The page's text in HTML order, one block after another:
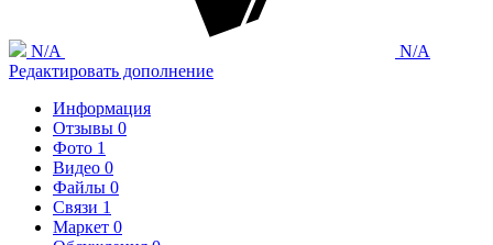
N/A
N/A
Редактировать дополнение
Информация
Отзывы 0
Фото 1
Видео 0
Файлы 0
Связи 1
Маркет 0